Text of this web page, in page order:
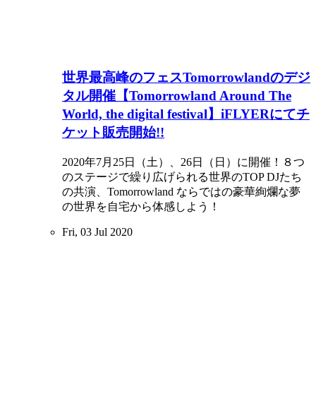
世界最高峰のフェスTomorrowlandのデジ
タル開催【Tomorrowland Around The
World, the digital festival】iFLYERにてチ
ケット販売開始!!
2020年7月25日（土）、26日（日）に開催！８つ
のステージで繰り広げられる世界のTOP DJたち
の共演、Tomorrowland ならではの豪華絢爛な夢
の世界を自宅から体感しよう！
Fri, 03 Jul 2020